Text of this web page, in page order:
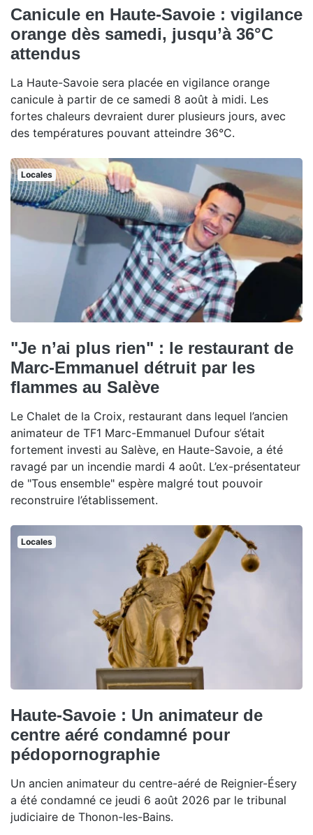
Canicule en Haute-Savoie : vigilance
orange dès samedi, jusqu’à 36°C
attendus
La Haute-Savoie sera placée en vigilance orange
canicule à partir de ce samedi 8 août à midi. Les
fortes chaleurs devraient durer plusieurs jours, avec
des températures pouvant atteindre 36°C.
Locales
"Je n’ai plus rien" : le restaurant de
Marc-Emmanuel détruit par les
flammes au Salève
Le Chalet de la Croix, restaurant dans lequel l’ancien
animateur de TF1 Marc-Emmanuel Dufour s’était
fortement investi au Salève, en Haute-Savoie, a été
ravagé par un incendie mardi 4 août. L’ex-présentateur
de "Tous ensemble" espère malgré tout pouvoir
reconstruire l’établissement.
Locales
Haute-Savoie : Un animateur de
centre aéré condamné pour
pédopornographie
Un ancien animateur du centre-aéré de Reignier-Ésery
a été condamné ce jeudi 6 août 2026 par le tribunal
judiciaire de Thonon-les-Bains.